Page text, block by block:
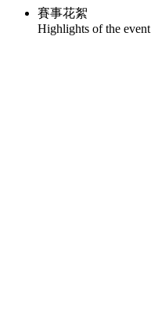
賽事花絮
Highlights of the event